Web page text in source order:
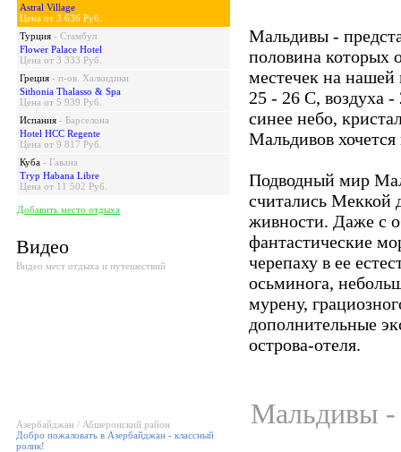
Astral Village
Цена от 3 636 Руб.
Турция - Стамбул
Flower Palace Hotel
Цена от 3 333 Руб.
Греция - п-ов. Халкидики
Sithonia Thalasso & Spa
Цена от 5 939 Руб.
Испания - Барселона
Hotel HCC Regente
Цена от 9 817 Руб.
Куба - Гавана
Tryp Habana Libre
Цена от 11 502 Руб.
Добавить место отдыха
Видео
Видео мест отдыха и путешествий
Азербайджан / Абшеронский район
Добро пожаловать в Азербайджан - классный
ролик!
Мальдивы -
половина которых
местечек на нашей
25 - 26 С, воздуха
синее небо,
Мальдивов хочется
Подводный мир
считались Меккой
живности. Даже с
фантастические
черепаху в ее
осьминога,
мурену,
дополнительные
острова-отеля.
Мальдивы -